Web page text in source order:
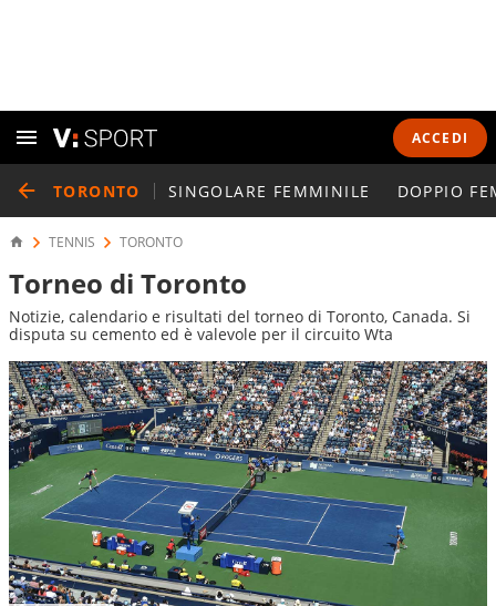
ACCEDI
TORONTO SINGOLARE FEMMINILE DOPPIO
TENNIS TORONTO
Torneo di Toronto
Notizie, calendario e risultati del torneo di Toronto, Canada. Si
disputa su cemento ed è valevole per il circuito Wta